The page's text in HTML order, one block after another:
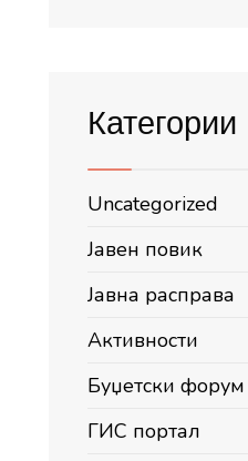
Категории
Uncategorized
Јавен повик
Јавна расправа
Активности
Буџетски форум
ГИС портал